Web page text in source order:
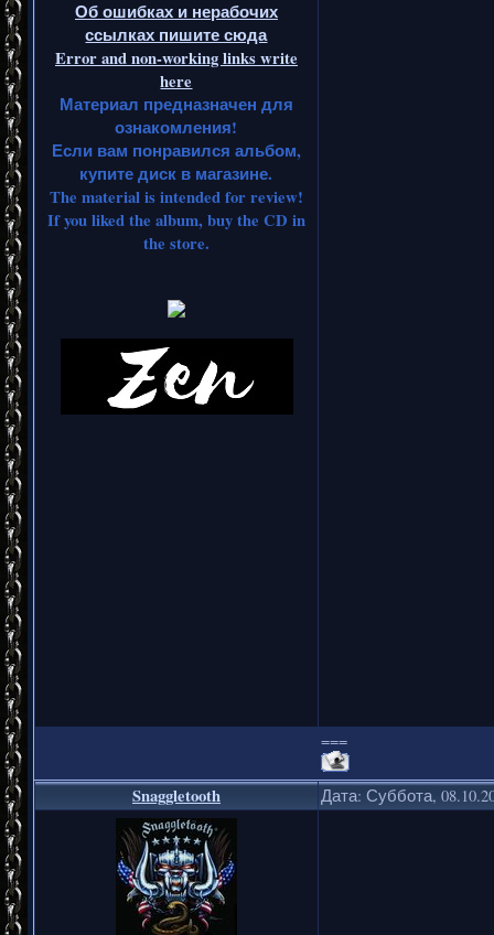
Об ошибках и нерабочих
ссылках пишите сюда
Error and non-working links write
here
Материал предназначен для
ознакомления!
Если вам понравился альбом,
купите диск в магазине.
The material is intended for review!
If you liked the album, buy the CD in
the store.
===
Snaggletooth Дата: Суббота,